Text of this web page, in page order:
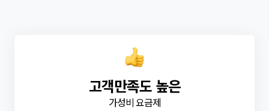
고객만족도 높은
가성비 요금제